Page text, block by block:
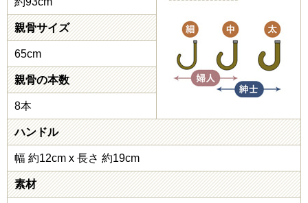
親骨サイズ
65cm
親骨の本数
8本
ハンドル
幅 約12cm x 長さ 約19cm
素材